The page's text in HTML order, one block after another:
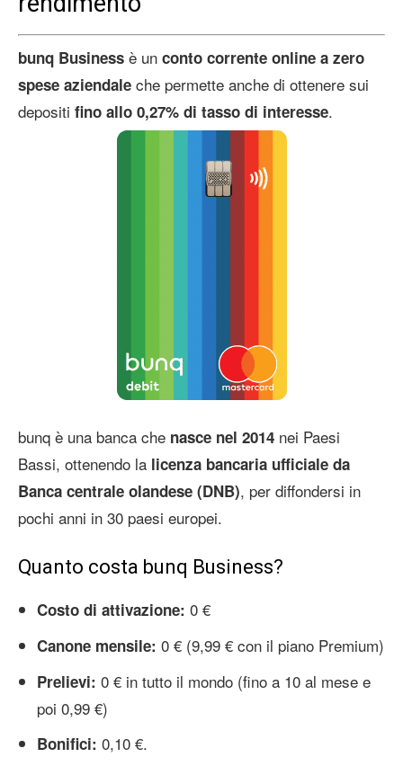
bunq Business è un conto corrente online a zero
spese aziendale che permette anche di ottenere sui
depositi fino allo 0,27% di tasso di interesse.
bunq è una banca che nasce nel 2014 nei Paesi
Bassi, ottenendo la licenza bancaria ufficiale da
Banca centrale olandese (DNB), per diffondersi in
pochi anni in 30 paesi europei.
Quanto costa bunq Business?
Costo di attivazione: 0 €
Canone mensile: 0 € (9,99 € con il piano Premium)
Prelievi: 0 € in tutto il mondo (fino a 10 al mese e
poi 0,99 €)
Bonifici: 0,10 €.